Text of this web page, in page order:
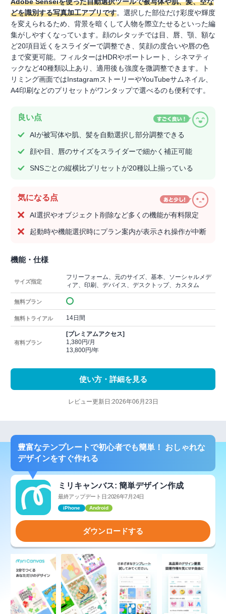
どを識別する写真加工アプリです。選択した部位だけ彩度や輝度
を変えられるため、背景を暗くして人物を際立たせるといった編
集がしやすくなっています。顔のレタッチでは目、唇、顎、額な
ど20項目近くをスライダーで調整でき、笑顔の度合いや唇の色
まで変更可能。フィルターはHDRやポートレート、シネマティ
ックなど40種類以上あり、適用後も強度を微調整できます。ト
リミング画面ではInstagramストーリーやYouTubeサムネイル、
A4印刷などのプリセットがワンタップで選べるのも便利です。
良い点
AIが被写体や肌、髪を自動選択し部分調整できる
顔や目、唇のサイズをスライダーで細かく補正可能
SNSごとの縦横比プリセットが20種以上揃っている
気になる点
AI選択やオブジェクト削除など多くの機能が有料限定
起動時や機能選択時にプラン案内が表示され操作が中断
機能・仕様
サイズ指定
フリーフォーム、元のサイズ、基本、ソーシャルメデ
ィア、印刷、デバイス、デスクトップ、カスタム
無料プラン
無料トライアル 14日間
有料プラン
[プレミアムアクセス]
1,380円/月
13,800円/年
使い方・詳細を見る
レビュー更新日:2026年06月23日
豊富なテンプレートで初心者でも簡単！ おしゃれな
デザインをすぐ作れる
ミリキャンバス: 簡単デザイン作成
最終アップデート日:2026年7月24日
iPhone Android
ダウンロードする